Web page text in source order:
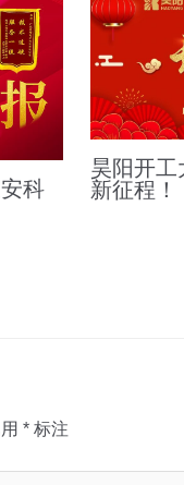
科
昊阳开工
新征程！
* 标注